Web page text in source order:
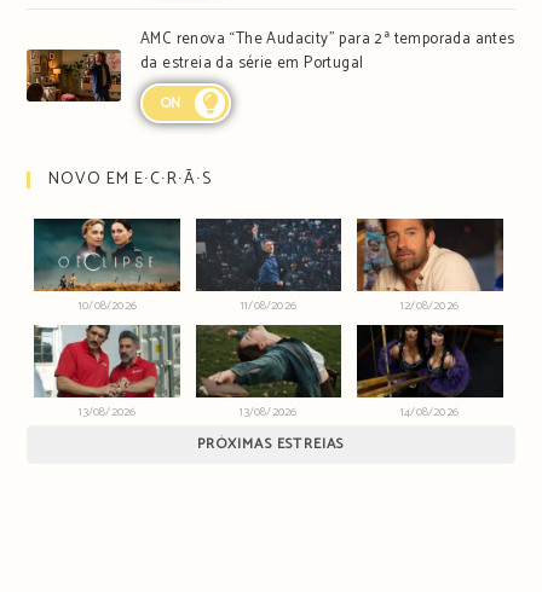
AMC renova “The Audacity” para 2ª temporada antes
da estreia da série em Portugal
ON
NOVO EM E∙C∙R∙Ã∙S
10/08/2026 11/08/2026 12/08/2026
13/08/2026 13/08/2026 14/08/2026
PRÓXIMAS ESTREIAS